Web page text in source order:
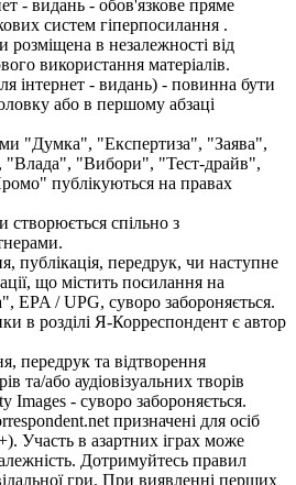
- видань - обов'язкове пряме
систем гіперпосилання .
в незалежності від
використання матеріалів.
інтернет - видань) - повинна бути
або в першому абзаці
"Думка", "Експертиза", "Заява",
"Влада", "Вибори", "Тест-драйв",
публікуються на правах
створюється спільно з
публікація, передрук, чи наступне
що містить посилання на
EPA / UPG, суворо забороняється.
в розділі Я-Корреспондент є автор
передрук та відтворення
та/або аудіовізуальних творів
Images - суворо забороняється.
призначені для осіб
Участь в азартних іграх може
Дотримуйтесь правил
гри. При виявленні перших